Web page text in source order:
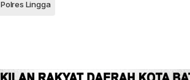
Polres Lingga